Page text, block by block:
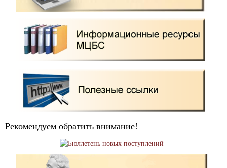
Рекомендуем обратить внимание!